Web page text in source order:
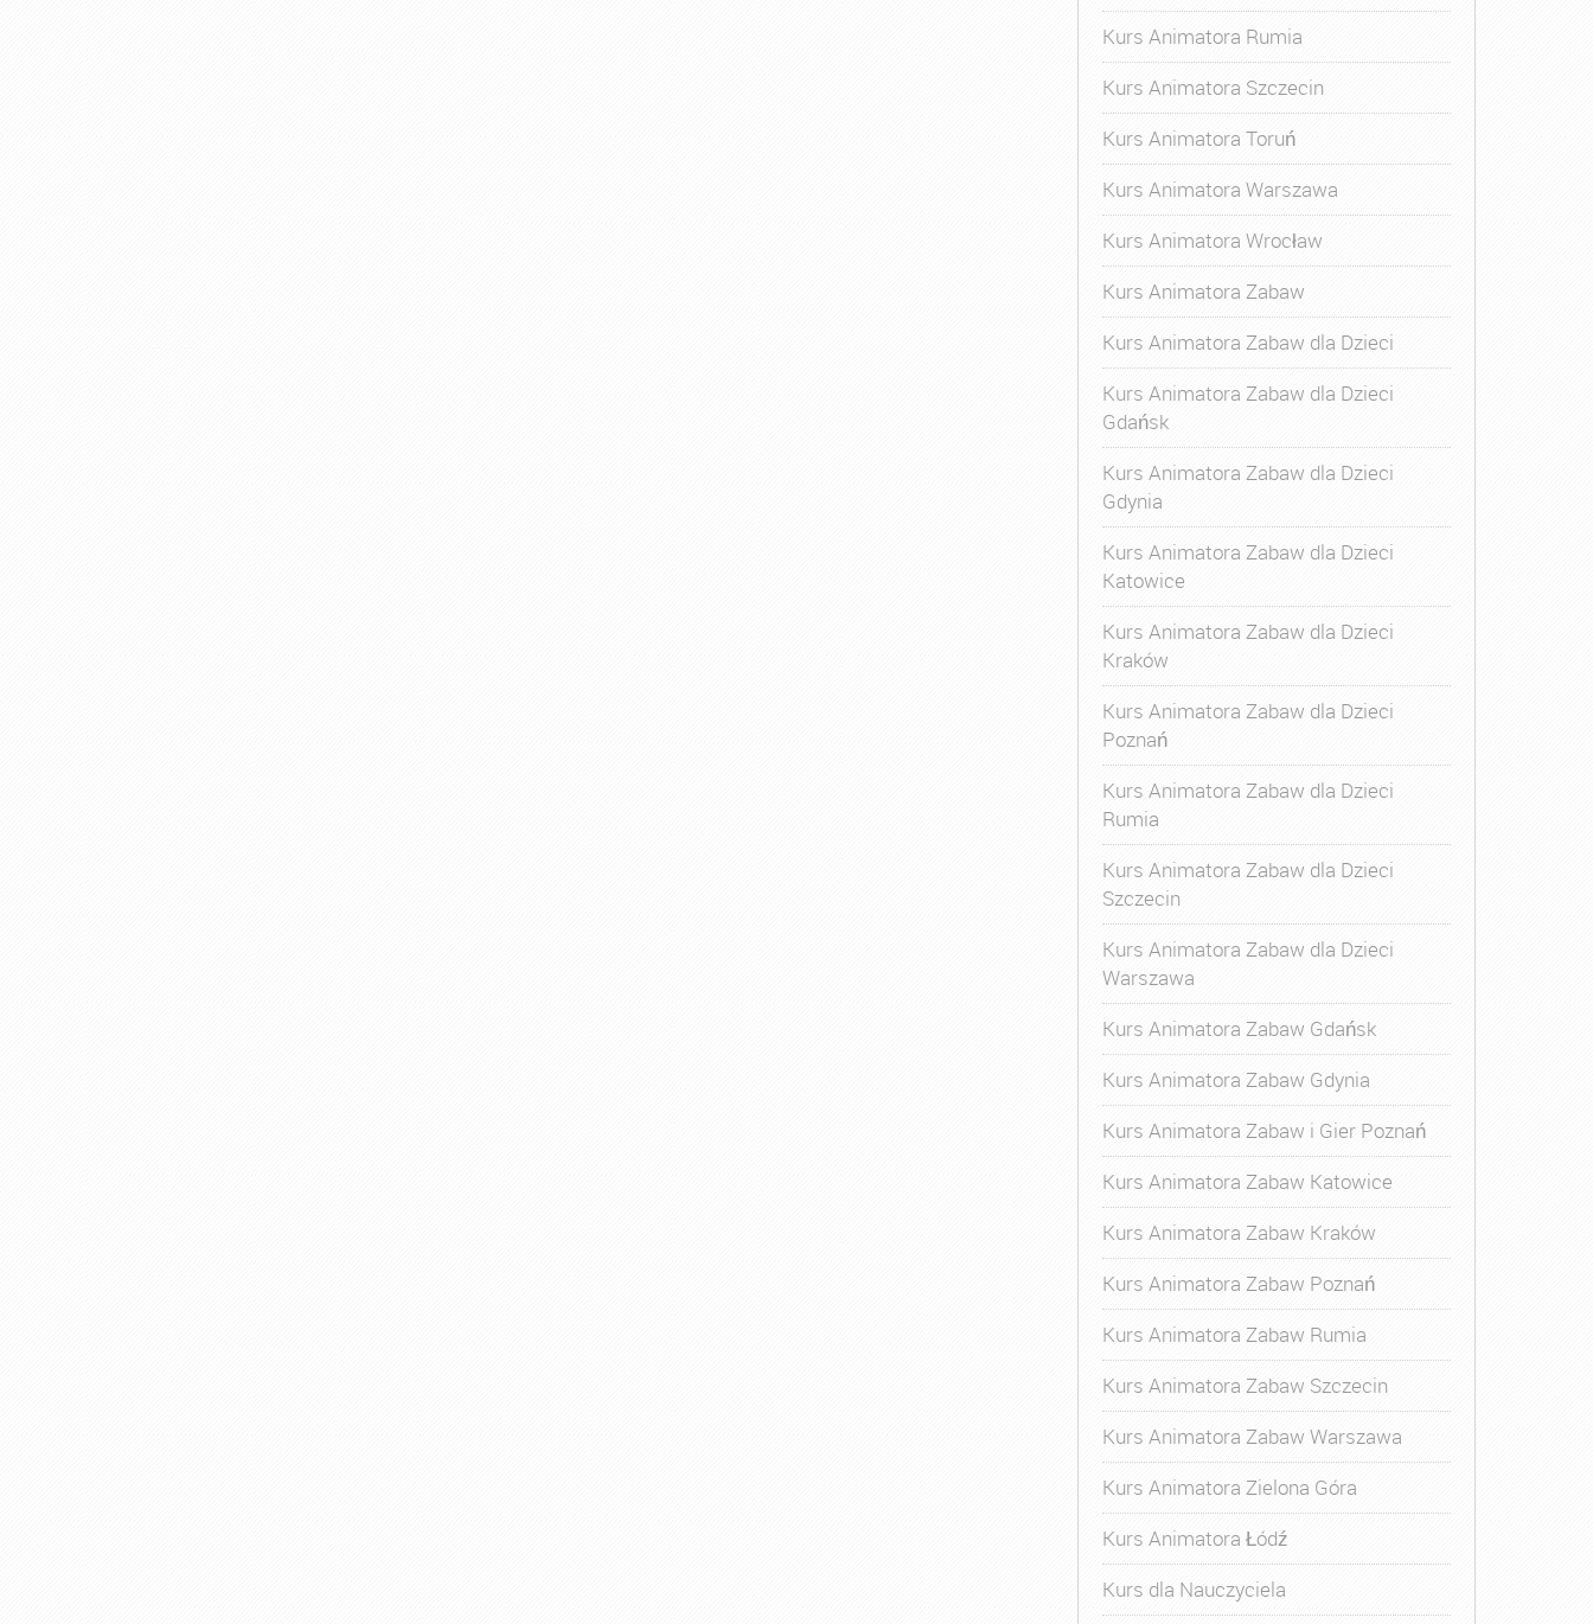
Kurs Animatora Rumia
Kurs Animatora Szczecin
Kurs Animatora Toruń
Kurs Animatora Warszawa
Kurs Animatora Wrocław
Kurs Animatora Zabaw
Kurs Animatora Zabaw dla Dzieci
Kurs Animatora Zabaw dla Dzieci
Gdańsk
Kurs Animatora Zabaw dla Dzieci
Gdynia
Kurs Animatora Zabaw dla Dzieci
Katowice
Kurs Animatora Zabaw dla Dzieci
Kraków
Kurs Animatora Zabaw dla Dzieci
Poznań
Kurs Animatora Zabaw dla Dzieci
Rumia
Kurs Animatora Zabaw dla Dzieci
Szczecin
Kurs Animatora Zabaw dla Dzieci
Warszawa
Kurs Animatora Zabaw Gdańsk
Kurs Animatora Zabaw Gdynia
Kurs Animatora Zabaw i Gier Poznań
Kurs Animatora Zabaw Katowice
Kurs Animatora Zabaw Kraków
Kurs Animatora Zabaw Poznań
Kurs Animatora Zabaw Rumia
Kurs Animatora Zabaw Szczecin
Kurs Animatora Zabaw Warszawa
Kurs Animatora Zielona Góra
Kurs Animatora Łódź
Kurs dla Nauczyciela